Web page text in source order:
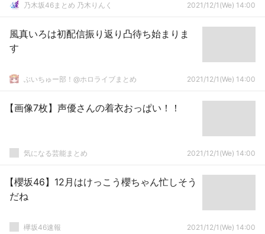
乃木坂46まとめ 乃木りんく 2021/12/1(We) 14:00
風真いろは初配信振り返り凸待ち始まりま
す
ぶいちゅー部！@ホロライブまとめ 2021/12/1(We) 14:00
【画像7枚】声優さんの着衣おっぱい！！
気になる芸能まとめ 2021/12/1(We) 14:00
【櫻坂46】12月はけっこう櫻ちゃん忙しそう
だね
欅坂46速報 2021/12/1(We) 14:00